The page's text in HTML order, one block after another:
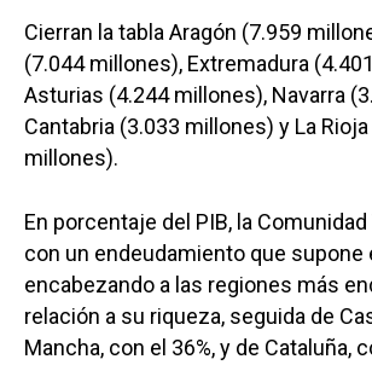
Cierran la tabla Aragón (7.959
(7.044 millones), Extremadura
Asturias (4.244 millones), Navarra
Cantabria (3.033 millones) y La
millones).
En porcentaje del PIB, la
con un endeudamiento que supone
encabezando a las regiones más
relación a su riqueza, seguida de
Mancha, con el 36%, y de Cataluña,